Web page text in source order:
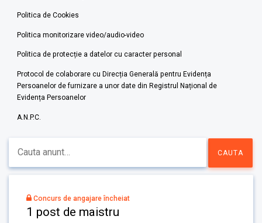
Politica de Cookies
Politica monitorizare video/audio-video
Politica de protecție a datelor cu caracter personal
Protocol de colaborare cu Direcția Generală pentru Evidența
Persoanelor de furnizare a unor date din Registrul Național de
Evidența Persoanelor
A.N.P.C.
Concurs de angajare încheiat
1 post de maistru